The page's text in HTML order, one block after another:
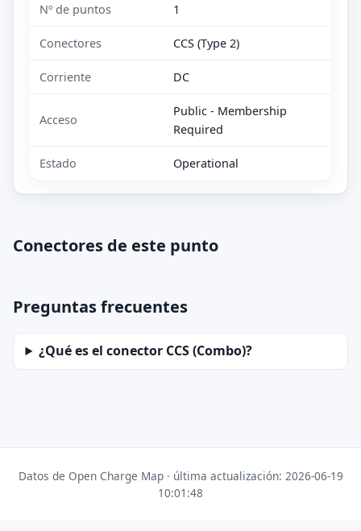
Nº de puntos 1
Conectores CCS (Type 2)
Corriente DC
Acceso
Public - Membership
Required
Estado Operational
Conectores de este punto
Preguntas frecuentes
¿Qué es el conector CCS (Combo)?
Datos de Open Charge Map · última actualización: 2026-06-19
10:01:48